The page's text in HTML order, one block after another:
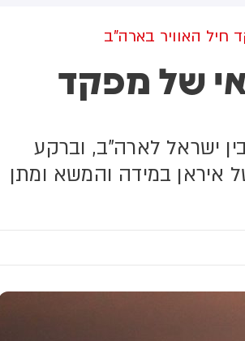
חיל האוויר בארה"ב
של מפקד
ישראל לארה"ב, וברקע
איראן במידה והמשא ומתן